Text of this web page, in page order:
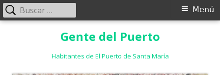
Gente del Puerto
Habitantes de El Puerto de Santa María
Menú
Menú
Buscar: